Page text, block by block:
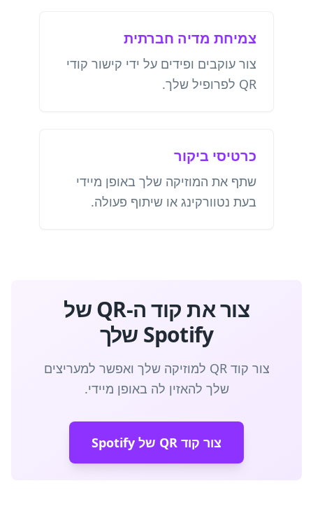
צמיחת מדיה חברתית
צור עוקבים ופידים על ידי קישור קודי
QR לפרופיל שלך.
כרטיסי ביקור
שתף את המוזיקה שלך באופן מיידי
בעת נטוורקינג או שיתוף פעולה.
צור את קוד ה-QR של
Spotify שלך
צור קוד QR למוזיקה שלך ואפשר למעריצים
שלך להאזין לה באופן מיידי.
צור קוד QR של Spotify